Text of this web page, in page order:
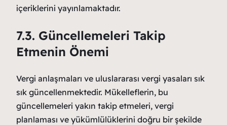
içeriklerini yayınlamaktadır.
7.3. Güncellemeleri Takip
Etmenin Önemi
Vergi anlaşmaları ve uluslararası vergi yasaları sık
sık güncellenmektedir. Mükelleflerin, bu
güncellemeleri yakın takip etmeleri, vergi
planlaması ve yükümlülüklerini doğru bir şekilde